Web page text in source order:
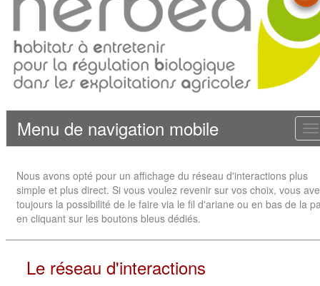
Menu de navigation mobile
Nous avons opté pour un affichage du réseau d'interactions plus
simple et plus direct. Si vous voulez revenir sur vos choix, vous
toujours la possibilité de le faire via le fil d'ariane ou en bas de la
en cliquant sur les boutons bleus dédiés.
Le réseau d'interactions